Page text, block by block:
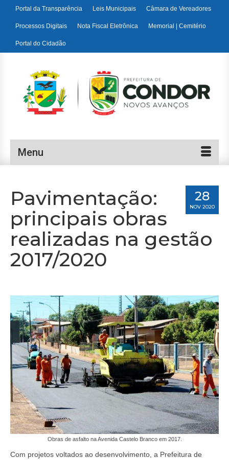
Portal da Transparência Leis Municipais Câmara de Vereadores
Processos Digitais Nota Fiscal Eletrônica Memorial | Cemitério
Portal do Cidadão
Menu
28
NOV 2020
Pavimentação:
principais obras
realizadas na gestão
2017/2020
Obras de asfalto na Avenida Castelo Branco em 2017.
Com projetos voltados ao desenvolvimento, a Prefeitura de